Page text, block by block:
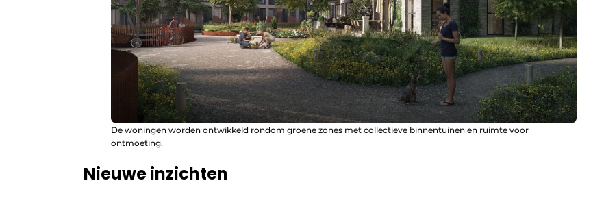
De woningen worden ontwikkeld rondom groene zones met collectieve binnentuinen en ruimte voor
ontmoeting.
Nieuwe inzichten